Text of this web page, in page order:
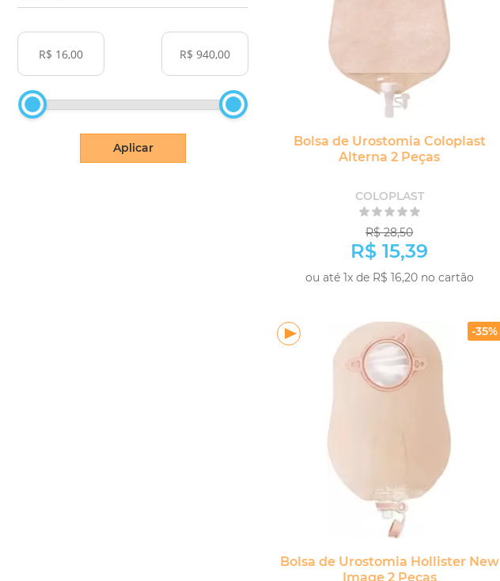
Aplicar
Bolsa de Urostomia Coloplast
Alterna 2 Peças
COLOPLAST
R$ 28,50
R$ 15,39
ou até 1x de R$ 16,20 no cartão
-35%
Bolsa de Urostomia Hollister New
Image 2 Peças